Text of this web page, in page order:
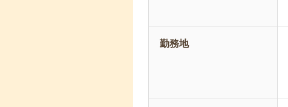
勤務地